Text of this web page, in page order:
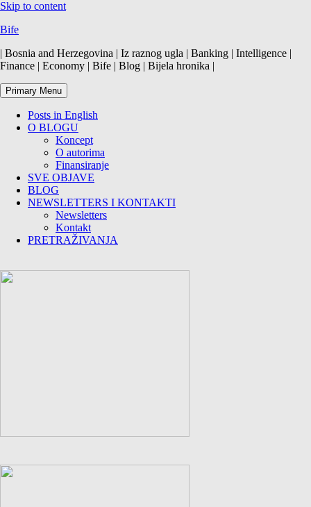
Skip to content
Bife
| Bosnia and Herzegovina | Iz raznog ugla | Banking | Intelligence |
Finance | Economy | Bife | Blog | Bijela hronika |
Primary Menu
Posts in English
O BLOGU
Koncept
O autorima
Finansiranje
SVE OBJAVE
BLOG
NEWSLETTERS I KONTAKTI
Newsletters
Kontakt
PRETRAŽIVANJA